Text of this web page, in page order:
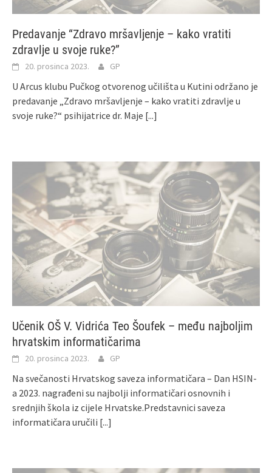
Predavanje “Zdravo mršavljenje – kako vratiti
zdravlje u svoje ruke?”
20. prosinca 2023. GP
U Arcus klubu Pučkog otvorenog učilišta u Kutini održano je
predavanje „Zdravo mršavljenje – kako vratiti zdravlje u
svoje ruke?“ psihijatrice dr. Maje [...]
Učenik OŠ V. Vidrića Teo Šoufek – među najboljim
hrvatskim informatičarima
20. prosinca 2023. GP
Na svečanosti Hrvatskog saveza informatičara – Dan HSIN-
a 2023. nagrađeni su najbolji informatičari osnovnih i
srednjih škola iz cijele Hrvatske.Predstavnici saveza
informatičara uručili [...]